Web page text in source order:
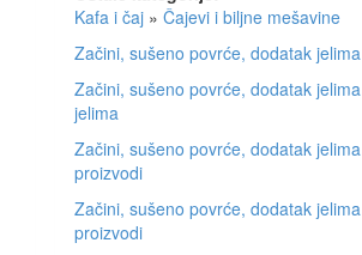
Kafa i čaj » Čajevi i biljne mešavine
Začini, sušeno povrće, dodatak jelima
Začini, sušeno povrće, dodatak jelima
jelima
Začini, sušeno povrće, dodatak jelima
proizvodi
Začini, sušeno povrće, dodatak jelima
proizvodi